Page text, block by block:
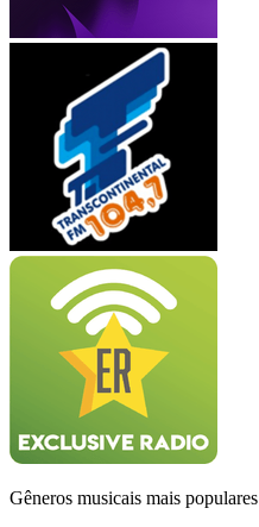
Gêneros musicais mais populares